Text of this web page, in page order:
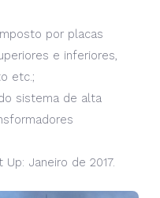
por placas
e inferiores,
etc.;
sistema de alta
Janeiro de 2017.